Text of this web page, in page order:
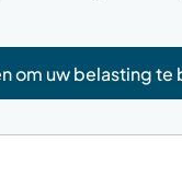
om uw belasting te